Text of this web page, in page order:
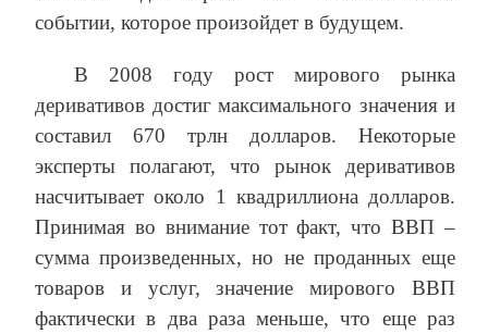
событии, которое произойдет в будущем.
В 2008 году рост мирового рынка
деривативов достиг максимального значения и
составил 670 трлн долларов. Некоторые
эксперты полагают, что рынок деривативов
насчитывает около 1 квадриллиона долларов.
Принимая во внимание тот факт, что ВВП –
сумма произведенных, но не проданных еще
товаров и услуг, значение мирового ВВП
фактически в два раза меньше, что еще раз